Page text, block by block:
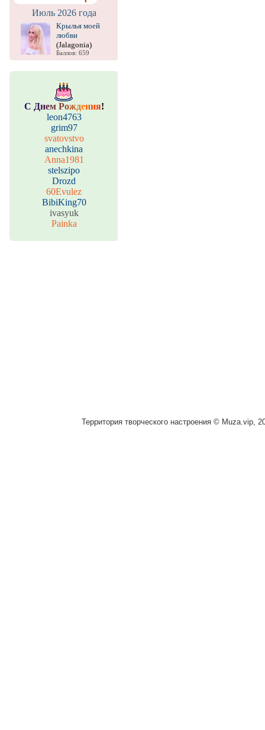
Июль 2026 года
Крылья моей
любви
(Jalagonia)
Баллов: 659
С Днем Рождения!
leon4763
grim97
svatovstvo
anechkina
Anna1981
stelszipo
Drozd
60Evulez
BibiKing70
ivasyuk
Painka
Территория творческого настроения © Muza.vip,